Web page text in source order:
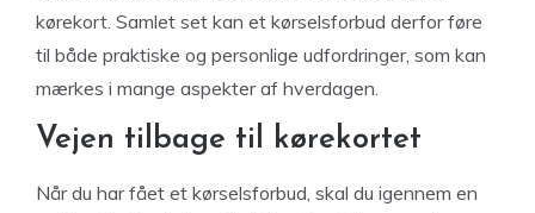
kørekort. Samlet set kan et kørselsforbud derfor føre
til både praktiske og personlige udfordringer, som kan
mærkes i mange aspekter af hverdagen.
Vejen tilbage til kørekortet
Når du har fået et kørselsforbud, skal du igennem en